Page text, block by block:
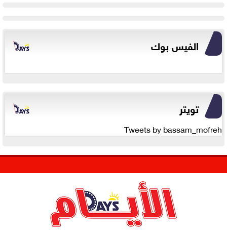
الفيس بوك
تويتر
Tweets by bassam_mofreh